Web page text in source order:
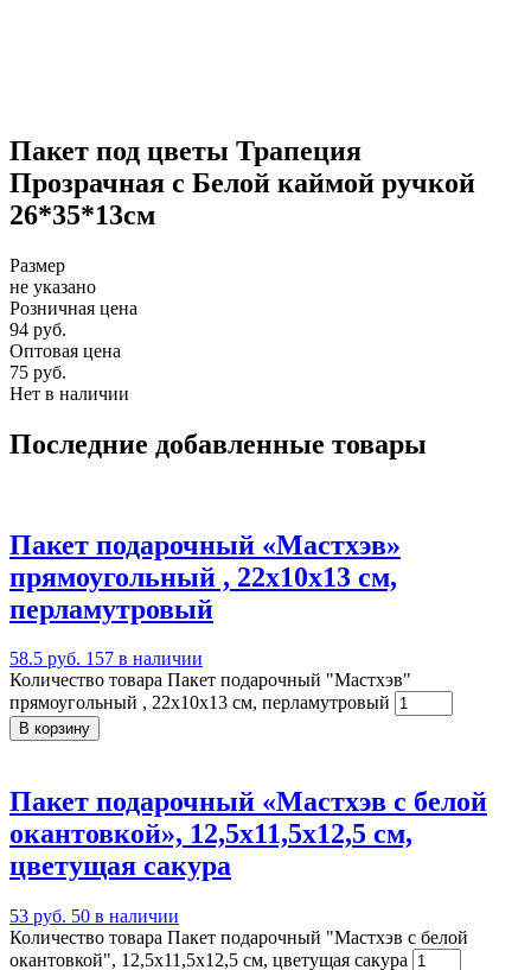
Пакет под цветы Трапеция
Прозрачная с Белой каймой ручкой
26*35*13см
Размер
не указано
Розничная цена
94 руб.
Оптовая цена
75 руб.
Нет в наличии
Последние добавленные товары
Пакет подарочный «Мастхэв»
прямоугольный , 22х10х13 см,
перламутровый
58.5 руб. 157 в наличии
Количество товара Пакет подарочный "Мастхэв"
прямоугольный , 22х10х13 см, перламутровый
В корзину
Пакет подарочный «Мастхэв с белой
окантовкой», 12,5х11,5х12,5 см,
цветущая сакура
53 руб. 50 в наличии
Количество товара Пакет подарочный "Мастхэв с белой
окантовкой", 12,5х11,5х12,5 см, цветущая сакура